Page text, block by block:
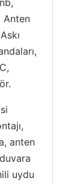
Anten
anten
uydu